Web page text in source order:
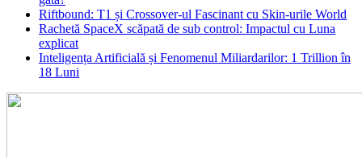
Riftbound: T1 și Crossover-ul Fascinant cu Skin-urile World
Rachetă SpaceX scăpată de sub control: Impactul cu Luna
explicat
Inteligența Artificială și Fenomenul Miliardarilor: 1 Trillion în
18 Luni